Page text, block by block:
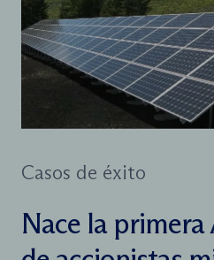
Casos de éxito
Nace la